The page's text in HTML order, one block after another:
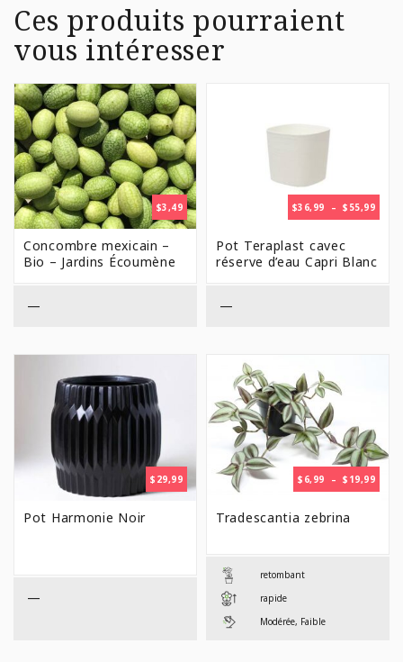
Ces produits pourraient
vous intéresser
$3,49
Concombre mexicain –
Bio – Jardins Écoumène
—
$36,99 – $ 55,99
DE
Pot Teraplast cavec
réserve d’eau Capri Blanc
—
$ 29,99
Pot Harmonie Noir
—
$ 6,99 – $ 19,99
DE
Tradescantia zebrina
retombant
rapide
Modérée, Faible